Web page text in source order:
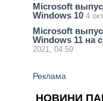
Microsoft
Windows 10 4
Microsoft
Windows 11 на
2021, 04:59